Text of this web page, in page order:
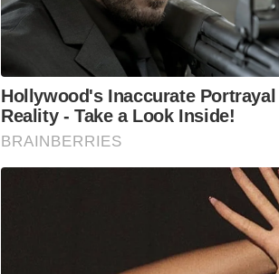
Hollywood's Inaccurate
Reality - Take a Look Inside!
BRAINBERRIES